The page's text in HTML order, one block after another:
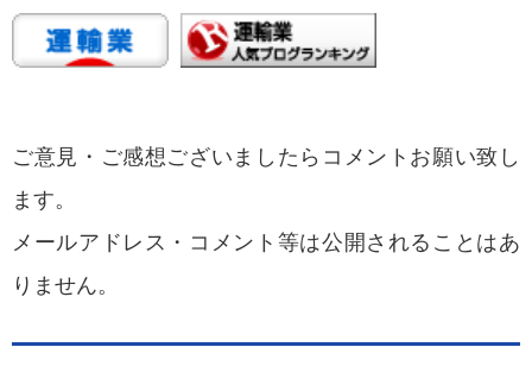
ご意見・ご感想ございましたらコメントお願い致し
ます。
メールアドレス・コメント等は公開されることはあ
りません。